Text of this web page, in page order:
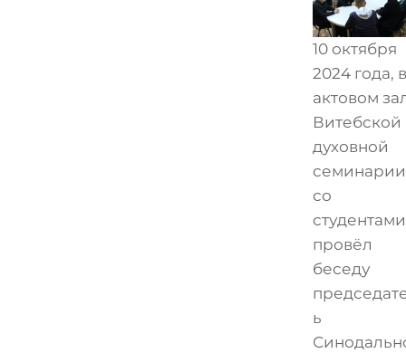
10 октября
2024 года, в
актовом
Витебской
духовной
семинарии
со
студентами
провёл
беседу
ь